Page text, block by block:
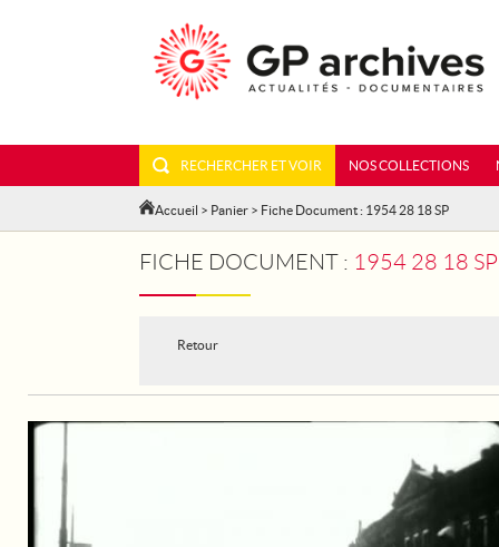
RECHERCHER ET VOIR NOS COLLECTIONS
Accueil > Panier > Fiche Document : 1954 28 18 SP
FICHE DOCUMENT : 1954 28 18
Retour